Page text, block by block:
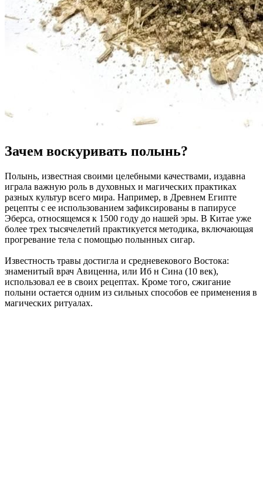
Зачем воскуривать полынь?
Полынь, известная своими целебными качествами, издавна
играла важную роль в духовных и магических практиках
разных культур всего мира. Например, в Древнем Египте
рецепты с ее использованием зафиксированы в папирусе
Эберса, относящемся к 1500 году до нашей эры. В Китае уже
более трех тысячелетий практикуется методика, включающая
прогревание тела с помощью полынных сигар.
Известность травы достигла и средневекового Востока:
знаменитый врач Авиценна, или Иб н Сина (10 век),
использовал ее в своих рецептах. Кроме того, сжигание
полыни остается одним из сильных способов ее применения в
магических ритуалах.